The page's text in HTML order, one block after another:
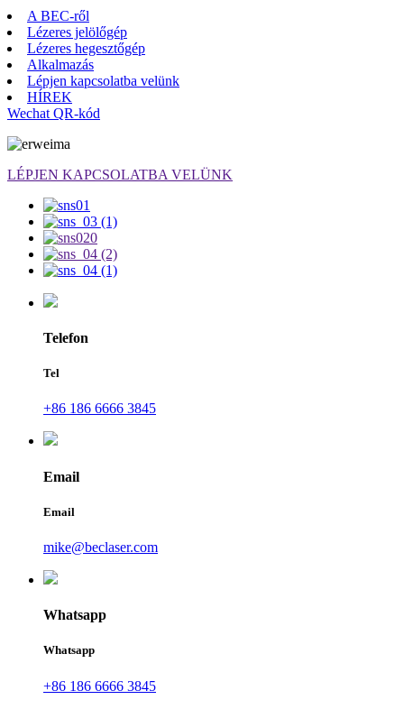
A BEC-ről
Lézeres jelölőgép
Lézeres hegesztőgép
Alkalmazás
Lépjen kapcsolatba velünk
HÍREK
Wechat QR-kód
LÉPJEN KAPCSOLATBA VELÜNK
Telefon
Tel
+86 186 6666 3845
Email
Email
mike@beclaser.com
Whatsapp
Whatsapp
+86 186 6666 3845